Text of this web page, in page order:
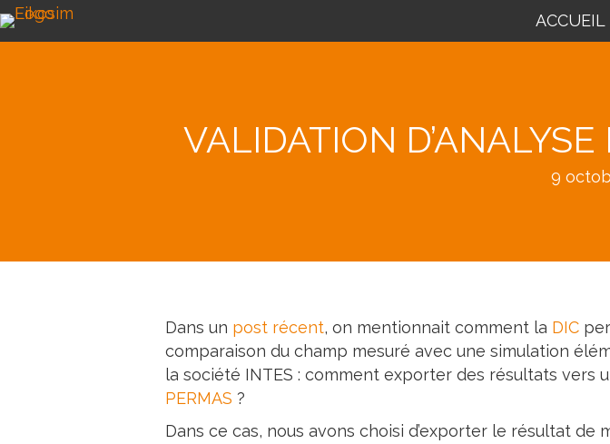
ACCUEIL
VALIDATION
9
Dans un post récent, on mentionnait comment la DIC
comparaison du champ mesuré avec une simulation
la société INTES : comment exporter des résultats vers
PERMAS ?
Dans ce cas, nous avons choisi d’exporter le résultat